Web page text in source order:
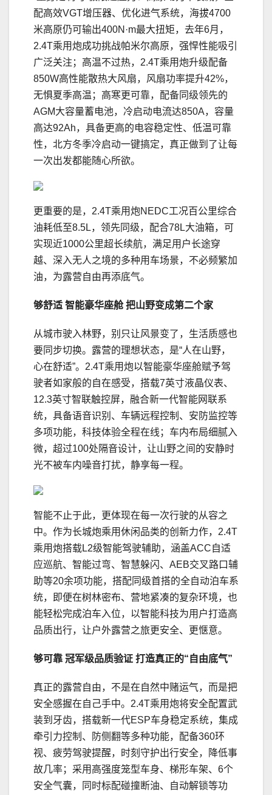
配高效VGT增压器、优化进气系统，海拔4700
米高原仍可输出400N·m最大扭矩，去年6月，
2.4T乘用炮成功挑战帕米尔高原，强悍性能吸引
广泛关注；高温不过热，2.4T乘用炮升级配备
850W高性能散热大风扇，风扇功率提升42%，
无惧夏季高温；高寒更可靠，配备同级领先的
AGM大容量蓄电池，冷启动电流达850A，容量
高达92Ah，具备更高的电容稳定性、低温可靠
性，北方冬季冷启动一键搞定，真正做到了让每
一次出发都能随心所欲。
更重要的是，2.4T乘用炮NEDC工况百公里综合
油耗低至8.5L，领先同级，配合78L大油箱，可
实现近1000公里超长续航，满足用户长途穿
越、深入无人之境的多种用车场景，不必频繁加
油，为露营自由再添底气。
够舒适 智能豪华座舱 把山野变成第二个家
从城市驶入林野，别只让风景变了，生活质感也
要同步切换。露营的理想状态，是“人在山野，
心在舒适”。2.4T乘用炮以智能豪华座舱赋予驾
驶者如家般的自在感受，搭载7英寸液晶仪表、
12.3英寸智联触控屏，融合新一代智能网联系
统，具备语音识别、车辆远程控制、安防监控等
多项功能，科技体验全程在线；车内布局细腻入
微，超过100处隔音设计，让山野之间的安静时
光不被车内噪音打扰，静享每一程。
智能不止于此，更体现在每一次行驶的从容之
中。作为长城炮乘用休闲品类的创新力作，2.4T
乘用炮搭载L2级智能驾驶辅助，涵盖ACC自适
应巡航、智能过弯、智慧躲闪、AEB交叉路口辅
助等20余项功能，搭配同级首搭的全自动泊车系
统，即便在树林密布、营地紧凑的复杂环境，也
能轻松完成泊车入位，以智能科技为用户打造高
品质出行，让户外露营之旅更安全、更惬意。
够可靠 冠军级品质验证 打造真正的“自由底气”
真正的露营自由，不是在自然中赌运气，而是把
安全感握在自己手中。2.4T乘用炮将安全配置武
装到牙齿，搭载新一代ESP车身稳定系统，集成
牵引力控制、防侧翻等多种功能，配备360环
视、疲劳驾驶提醒，时刻守护出行安全，降低事
故几率；采用高强度笼型车身、梯形车架、6个
安全气囊，同时标配碰撞断油、自动解锁等功